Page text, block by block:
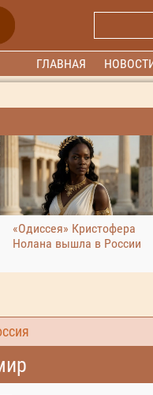
ГЛАВНАЯ
«Одиссея» Кристофера
Нолана вышла в России